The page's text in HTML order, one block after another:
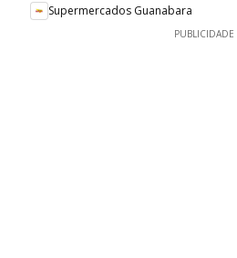
Supermercados Guanabara
PUBLICIDADE